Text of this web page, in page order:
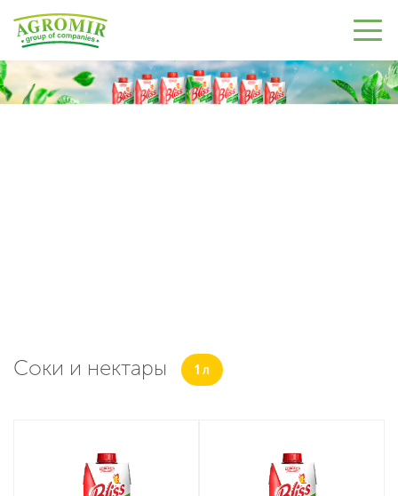
Соки и нектары 1 л